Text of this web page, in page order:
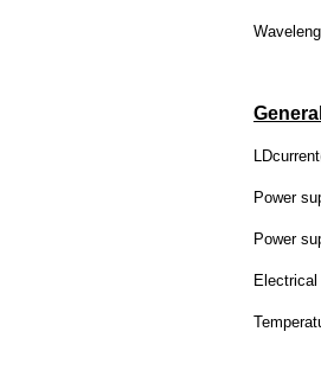
General
Power
Power
Electrical